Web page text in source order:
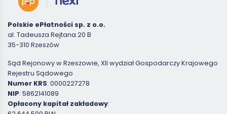
Polskie ePłatności sp. z o.o.
al. Tadeusza Rejtana 20 B
35-310 Rzeszów
Sąd Rejonowy w Rzeszowie, XII wydział Gospodarczy Krajowego
Rejestru Sądowego
Numer KRS: 0000227278
NIP: 5862141089
Opłacony kapitał zakładowy: